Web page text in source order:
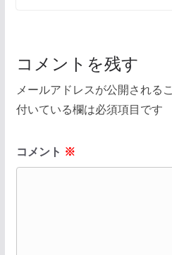
コメントを残す
メールアドレスが公開される
付いている欄は必須項目です
コメント ※